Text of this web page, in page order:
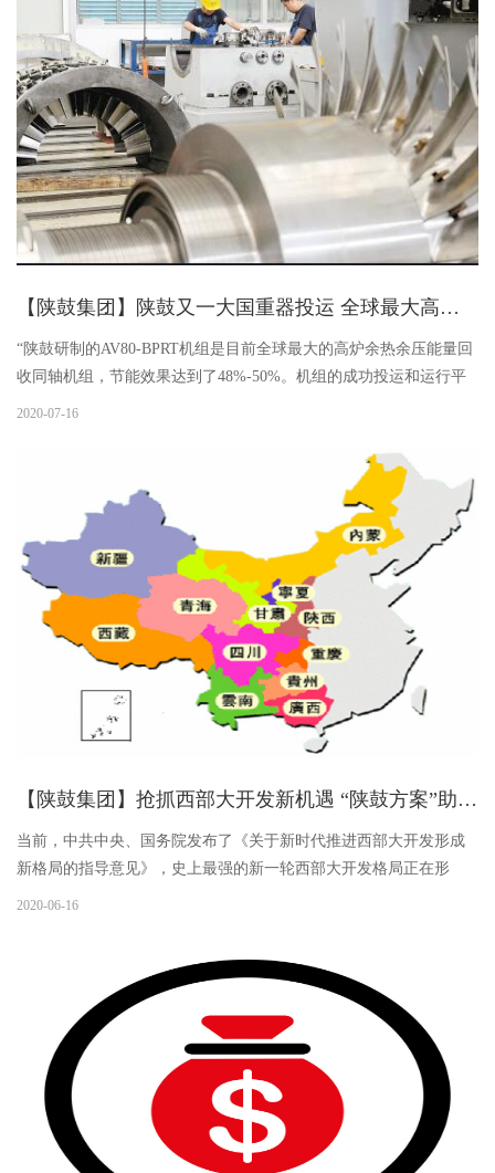
能,创新工作思路,突出服务特色,提升服务质量,了解企业需求,主动开
展服务,切实发挥好示范引领和辐射带动作用。本次被评定为“西安市
中小企业公共服...
【陕鼓集团】陕鼓又一大国重器投运 全球最大高炉BPRT机组节能效果达50%
“陕鼓研制的AV80-BPRT机组是目前全球最大的高炉余热余压能量回
收同轴机组，节能效果达到了48%-50%。机组的成功投运和运行平
有限公司（以下简称“陕鼓”）为津西钢铁2000立方米高炉提供的冶金
余热余压能量回收同轴机组AV80-BPRT机组在项目现场一次投运成
功。该项目为津西钢铁装备升级改造项目，陕鼓为该项目配备了两
套冶金余热余压能量回收同轴机组AV80-BPRT机组，采...
2020-07-16
【陕鼓集团】抢抓西部大开发新机遇 “陕鼓方案”助推区域经济焕发活力
当前，中共中央、国务院发布了《关于新时代推进西部大开发形成
新格局的指导意见》，史上最强的新一轮西部大开发格局正在形
成。作为西部大开发的一份子，陕西工业领域骨干企业陕西鼓风机
发展，并以全球化的开放视野，整合全球资源，强化全产业链创新
能力和系统方案核心能力，助推区域经济的高质量发展。近日，由
陕鼓集团旗下的西安陕鼓动力股份有限公司工程总承包的重庆华峰
36万吨/年硝酸装置已在重庆华峰项...
2020-06-16